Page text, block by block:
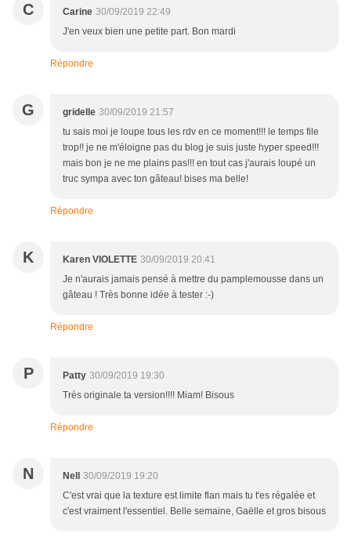
C Carine 30/09/2019 22:49
J'en veux bien une petite part. Bon mardi
Répondre
G gridelle 30/09/2019 21:57
tu sais moi je loupe tous les rdv en ce moment!!! le temps file
trop!! je ne m'éloigne pas du blog je suis juste hyper speed!!!
mais bon je ne me plains pas!!! en tout cas j'aurais loupé un
truc sympa avec ton gâteau! bises ma belle!
Répondre
K Karen VIOLETTE 30/09/2019 20:41
Je n'aurais jamais pensé à mettre du pamplemousse dans un
gâteau ! Très bonne idée à tester :-)
Répondre
P Patty 30/09/2019 19:30
Très originale ta version!!!! Miam! Bisous
Répondre
N Nell
30/09/2019 19:20
C'est vrai que la texture est limite flan mais tu t'es régalée et
c'est vraiment l'essentiel. Belle semaine, Gaëlle et gros bisous